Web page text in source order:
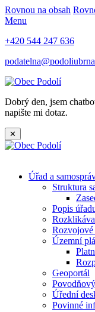
Rovnou na obsah
Menu
+420 544 247 636
Dobrý den, jsem
napište mi dotaz.
✕
Úřad a
Struktura
Popis
Rozvojové
Územní
Geoportál
Úřední
Povinné